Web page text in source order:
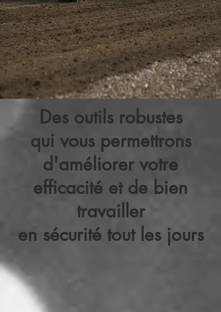
Des outils robustes
qui vous permettrons
d'améliorer votre
efficacité et de bien
travailler
en sécurité tout les jours